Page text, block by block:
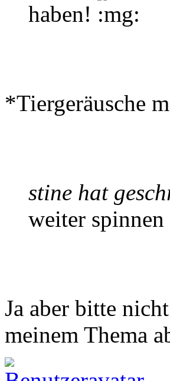
haben!
*Tiergeräusche
stine hat
weiter spinnen
Ja aber bitte
meinem Thema